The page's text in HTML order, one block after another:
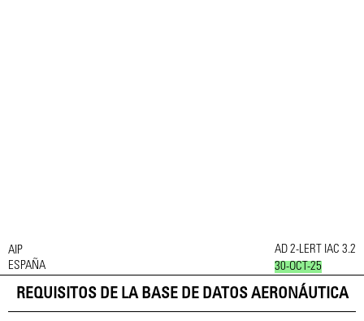
AIP
ESPAÑA
AD 2-LERT IAC 3.2
30-OCT-25
REQUISITOS DE LA BASE DE DATOS AERONÁUTICA